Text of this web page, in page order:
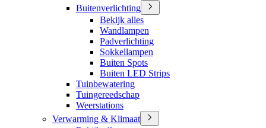
Buitenverlichting
Bekijk alles
Wandlampen
Padverlichting
Sokkellampen
Buiten Spots
Buiten LED Strips
Tuinbewatering
Tuingereedschap
Weerstations
Verwarming & Klimaat